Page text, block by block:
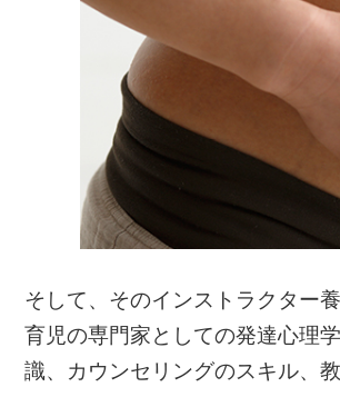
そして、そのインストラクター
育児の専門家としての発達心理
識、カウンセリングのスキル、